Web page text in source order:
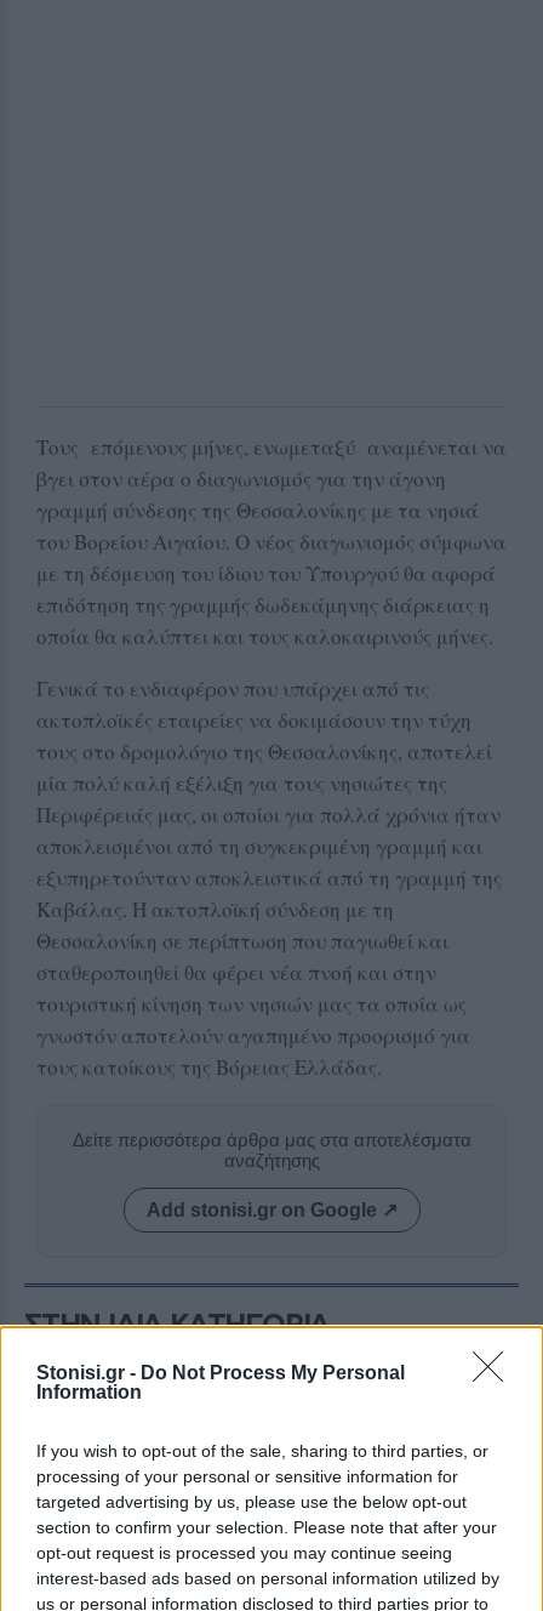
Stonisi.gr - Do Not Process My Personal
Information
If you wish to opt-out of the sale, sharing to third parties, or
processing of your personal or sensitive information for
targeted advertising by us, please use the below opt-out
section to confirm your selection. Please note that after your
opt-out request is processed you may continue seeing
interest-based ads based on personal information utilized by
us or personal information disclosed to third parties prior to
Τους επόμενους μήνες, ενωμεταξύ αναμένεται να
βγει στον αέρα ο διαγωνισμός για την άγονη
γραμμή σύνδεσης της Θεσσαλονίκης με τα νησιά
του Βορείου Αιγαίου. Ο νέος διαγωνισμός σύμφωνα
με τη δέσμευση του ίδιου του Υπουργού θα αφορά
επιδότηση της γραμμής δωδεκάμηνης διάρκειας η
οποία θα καλύπτει και τους καλοκαιρινούς μήνες.
Γενικά το ενδιαφέρον που υπάρχει από τις
ακτοπλοϊκές εταιρείες να δοκιμάσουν την τύχη
τους στο δρομολόγιο της Θεσσαλονίκης, αποτελεί
μία πολύ καλή εξέλιξη για τους νησιώτες της
Περιφέρειάς μας, οι οποίοι για πολλά χρόνια ήταν
αποκλεισμένοι από τη συγκεκριμένη γραμμή και
εξυπηρετούνταν αποκλειστικά από τη γραμμή της
Καβάλας. Η ακτοπλοϊκή σύνδεση με τη
Θεσσαλονίκη σε περίπτωση που παγιωθεί και
σταθεροποιηθεί θα φέρει νέα πνοή και στην
τουριστική κίνηση των νησιών μας τα οποία ως
γνωστόν αποτελούν αγαπημένο προορισμό για
τους κατοίκους της Βόρειας Ελλάδας.
Δείτε περισσότερα άρθρα μας στα αποτελέσματα
αναζήτησης
Add stonisi.gr on Google ↗
ΣΤΗΝ ΙΔΙΑ ΚΑΤΗΓΟΡΙΑ
ΑΤΖΕΝΤΑ
«Ο Μύθος της Νυφίδας»
Θεατρικό δρώμενο αφιερωμένο
στην παράδοση και την πολιτιστική
κληρονομιά της περιοχής την
Παρασκευή 7 Αυγούστου